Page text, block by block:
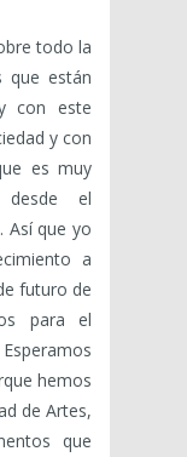
todo la
que están
con este
y con
es muy
desde el
Así que yo
a
futuro de
para el
hemos
de Artes,
que